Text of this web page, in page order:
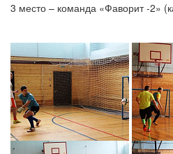
3 место – команда «Фаворит -2»